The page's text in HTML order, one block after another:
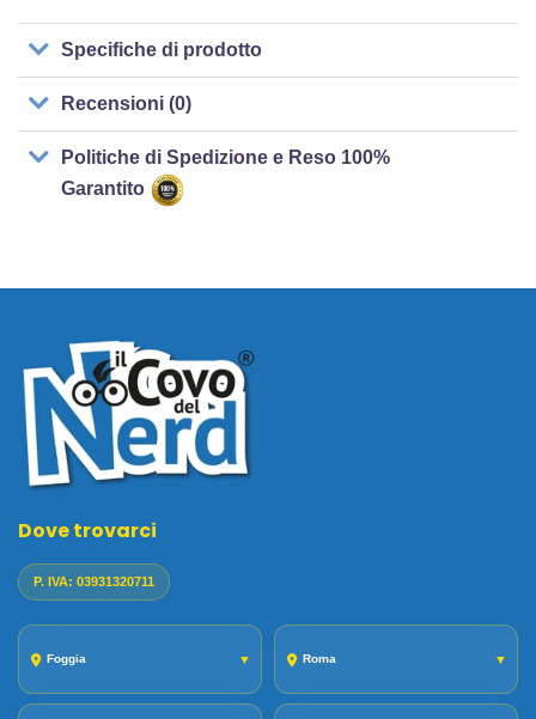
Specifiche di prodotto
Recensioni (0)
Politiche di Spedizione e Reso 100%
Garantito
Dove trovarci
P. IVA: 03931320711
Foggia ▼ Roma ▼